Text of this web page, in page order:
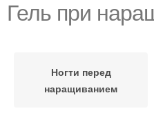
Гель при
Ногти перед
наращиванием